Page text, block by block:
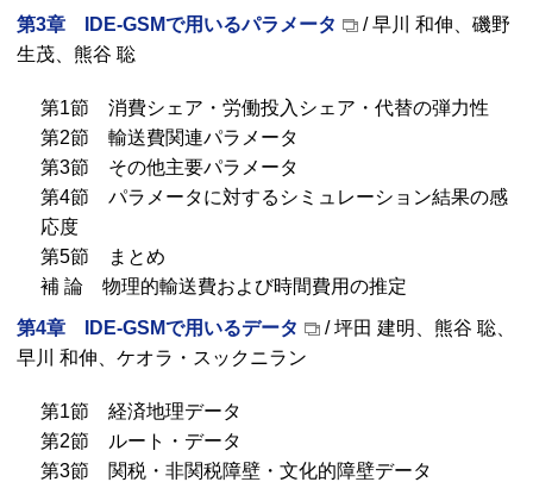
第3章 IDE-GSMで用いるパラメータ
/ 早川 和伸、磯野
生茂、熊谷 聡
第1節 消費シェア・労働投入シェア・代替の弾力性
第2節 輸送費関連パラメータ
第3節 その他主要パラメータ
第4節 パラメータに対するシミュレーション結果の感
応度
第5節 まとめ
補 論 物理的輸送費および時間費用の推定
第4章 IDE-GSMで用いるデータ
/ 坪田 建明、熊谷 聡、
早川 和伸、ケオラ・スックニラン
第1節 経済地理データ
第2節 ルート・データ
第3節 関税・非関税障壁・文化的障壁データ